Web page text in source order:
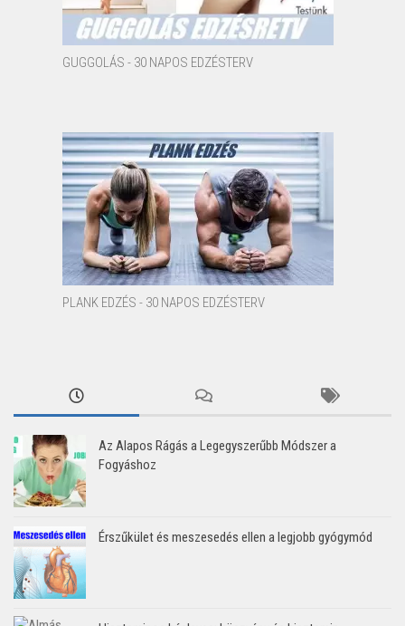
GUGGOLÁS - 30 NAPOS EDZÉSTERV
PLANK EDZÉS - 30 NAPOS EDZÉSTERV
Az Alapos Rágás a Legegyszerűbb Módszer a
Fogyáshoz
Érszűkület és meszesedés ellen a legjobb gyógymód